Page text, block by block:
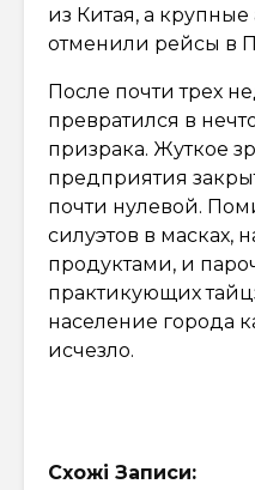
из Китая, а
отменили рейсы в
После почти трех
превратился в
призрака. Жуткое
предприятия
почти нулевой.
силуэтов в масках,
продуктами, и
практикующих
население города
исчезло.
Схожі Записи: